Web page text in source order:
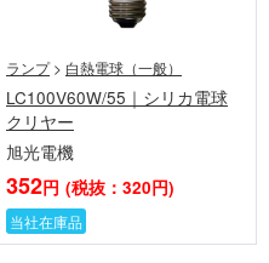
ランプ > 白熱電球（一般）
LC100V60W/55｜シリカ電球
クリヤー
旭光電機
352円 (税抜：320円)
当社在庫品